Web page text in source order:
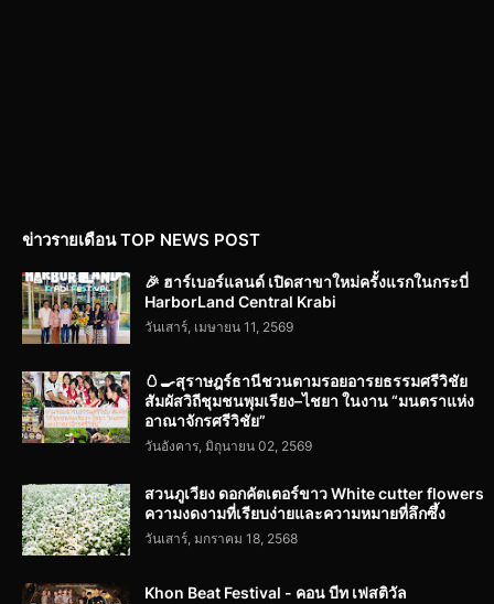
ข่าวรายเดือน TOP NEWS POST
🎉 ฮาร์เบอร์แลนด์ เปิดสาขาใหม่ครั้งแรกในกระบี่
HarborLand Central Krabi
วันเสาร์, เมษายน 11, 2569
🥚🍳สุราษฎร์ธานีชวนตามรอยอารยธรรมศรีวิชัย
สัมผัสวิถีชุมชนพุมเรียง–ไชยา ในงาน “มนตราแห่ง
อาณาจักรศรีวิชัย”
วันอังคาร, มิถุนายน 02, 2569
สวนภูเวียง ดอกคัตเตอร์ขาว White cutter flowers
ความงดงามที่เรียบง่ายและความหมายที่ลึกซึ้ง
วันเสาร์, มกราคม 18, 2568
Khon Beat Festival - คอน บีท เฟสติวัล